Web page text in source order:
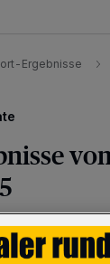
Ergebnisse
Sie